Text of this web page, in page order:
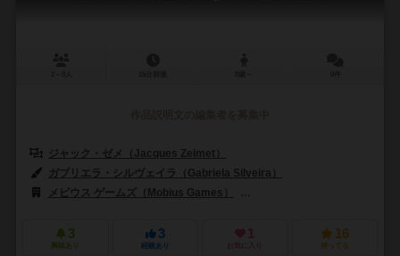
ジャック・ゼメ（Jacques Zeimet）
ガブリエラ・シルヴェイラ（Gabriela Silveira）
メビウス ゲームズ（Mobius Games）
3
興味あり
3
経験あり
1
お気に入り
16
持ってる